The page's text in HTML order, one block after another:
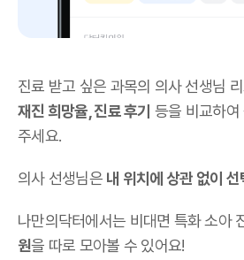
진료 받고 싶은 과목의 의사 선생님
재진 희망율, 진료 후기 등을 비교하여
주세요.
의사 선생님은 내 위치에 상관 없이
나만의닥터에서는 비대면 특화 소아
원을 따로 모아볼 수 있어요!